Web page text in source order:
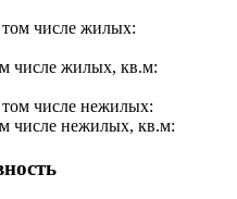
числе жилых:
числе жилых, кв.м:
числе нежилых:
числе нежилых, кв.м: